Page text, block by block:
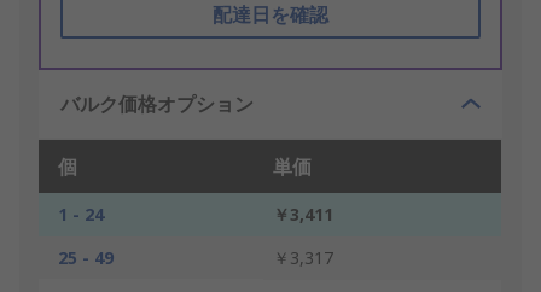
配達日を確認
バルク価格オプション
個 単価
1 - 24
￥3,411
25 - 49
￥3,317